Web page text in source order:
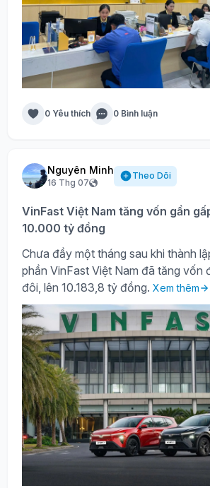
0 Yêu thích 0 Bình luận
Nguyên Minh
16 Thg 07
Theo Dõi
VinFast Việt Nam tăng vốn gần
10.000 tỷ đồng
Chưa đầy một tháng sau khi thành
phần VinFast Việt Nam đã tăng vốn
đôi, lên 10.183,8 tỷ đồng. Xem thêm